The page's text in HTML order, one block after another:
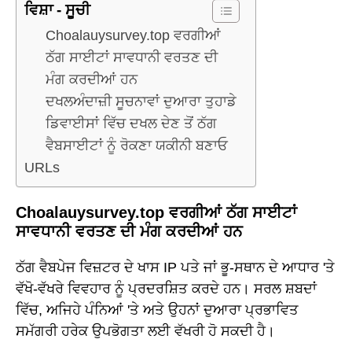
ਵਿਸ਼ਾ - ਸੂਚੀ
Choalauysurvey.top ਵਰਗੀਆਂ
ਠੱਗ ਸਾਈਟਾਂ ਸਾਵਧਾਨੀ ਵਰਤਣ ਦੀ
ਮੰਗ ਕਰਦੀਆਂ ਹਨ
ਦਖਲਅੰਦਾਜ਼ੀ ਸੂਚਨਾਵਾਂ ਦੁਆਰਾ ਤੁਹਾਡੇ
ਡਿਵਾਈਸਾਂ ਵਿੱਚ ਦਖਲ ਦੇਣ ਤੋਂ ਠੱਗ
ਵੈਬਸਾਈਟਾਂ ਨੂੰ ਰੋਕਣਾ ਯਕੀਨੀ ਬਣਾਓ
URLs
Choalauysurvey.top ਵਰਗੀਆਂ ਠੱਗ ਸਾਈਟਾਂ
ਸਾਵਧਾਨੀ ਵਰਤਣ ਦੀ ਮੰਗ ਕਰਦੀਆਂ ਹਨ
ਠੱਗ ਵੈਬਪੇਜ ਵਿਜ਼ਟਰ ਦੇ ਖਾਸ IP ਪਤੇ ਜਾਂ ਭੂ-ਸਥਾਨ ਦੇ ਆਧਾਰ 'ਤੇ
ਵੱਖੋ-ਵੱਖਰੇ ਵਿਵਹਾਰ ਨੂੰ ਪ੍ਰਦਰਸ਼ਿਤ ਕਰਦੇ ਹਨ। ਸਰਲ ਸ਼ਬਦਾਂ
ਵਿੱਚ, ਅਜਿਹੇ ਪੰਨਿਆਂ 'ਤੇ ਅਤੇ ਉਹਨਾਂ ਦੁਆਰਾ ਪ੍ਰਭਾਵਿਤ
ਸਮੱਗਰੀ ਹਰੇਕ ਉਪਭੋਗਤਾ ਲਈ ਵੱਖਰੀ ਹੋ ਸਕਦੀ ਹੈ।